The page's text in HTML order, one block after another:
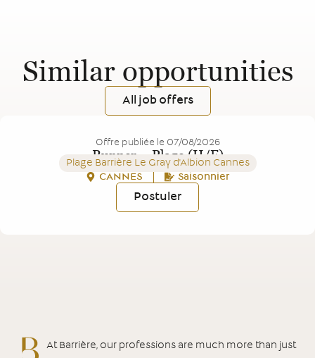
Similar opportunities
All job offers
Offre publiée le 07/08/2026
Runner – Plage (H/F)
Plage Barrière Le Gray d'Albion Cannes
CANNES
Saisonnier
Postuler
At Barrière, our professions are much more than just